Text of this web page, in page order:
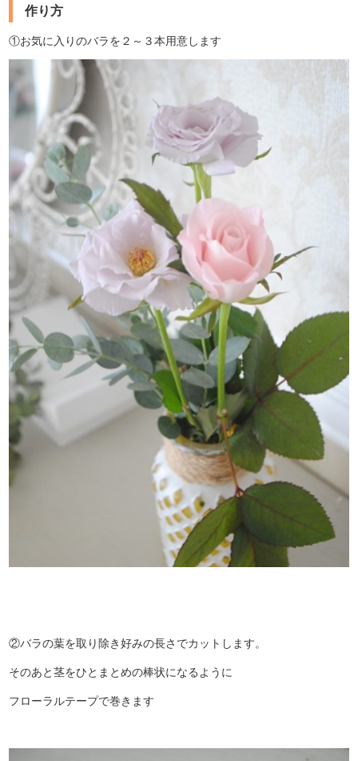
作り方
①お気に入りのバラを２～３本用意します
②バラの葉を取り除き好みの長さでカットします。
そのあと茎をひとまとめの棒状になるように
フローラルテープで巻きます